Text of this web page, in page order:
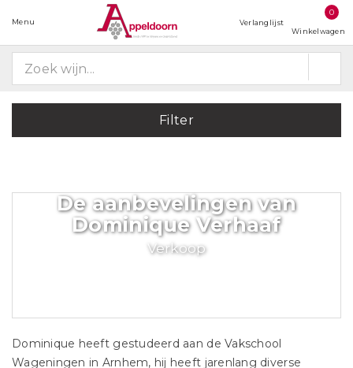
Menu Verlanglijst
0
Winkelwagen
Filter
De aanbevelingen van
Dominique Verhaaf
Verkoop
Dominique heeft gestudeerd aan de Vakschool
Wageningen in Arnhem, hij heeft jarenlang diverse